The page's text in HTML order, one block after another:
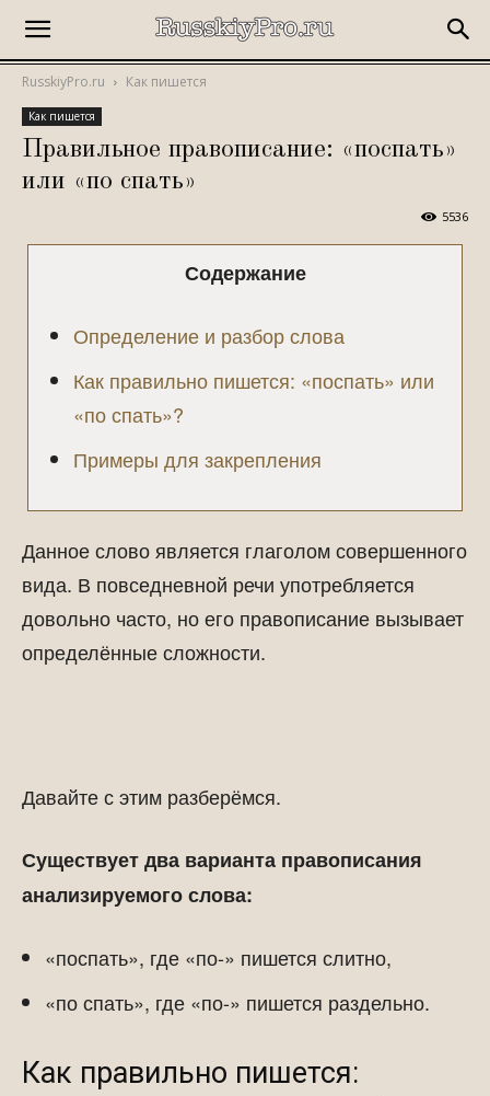
RusskiyPro.ru Как пишется
Как пишется
Правильное правописание: «поспать»
или «по спать»
5536
Содержание
Определение и разбор слова
Как правильно пишется: «поспать» или
«по спать»?
Примеры для закрепления
Данное слово является глаголом совершенного
вида. В повседневной речи употребляется
довольно часто, но его правописание вызывает
определённые сложности.
Давайте с этим разберёмся.
Существует два варианта правописания
анализируемого слова:
«поспать», где «по-» пишется слитно,
«по спать», где «по-» пишется раздельно.
Как правильно пишется: